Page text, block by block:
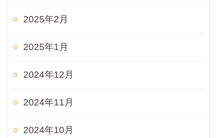
2025年2月
2025年1月
2024年12月
2024年11月
2024年10月